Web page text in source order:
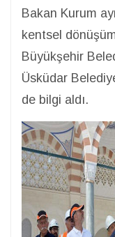
Bakan Kurum
kentsel
Büyükşehir
Üsküdar
de bilgi aldı.